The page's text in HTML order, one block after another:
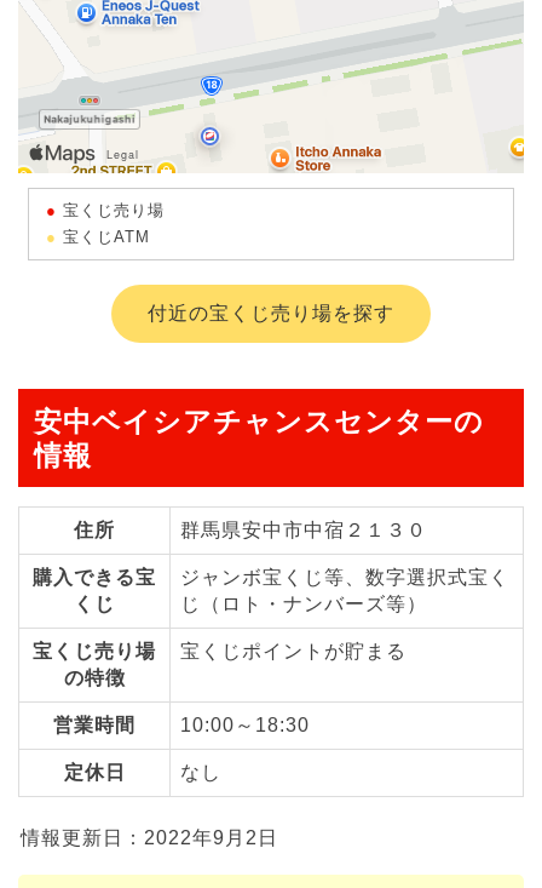
宝くじ売り場
宝くじATM
付近の宝くじ売り場を探す
安中ベイシアチャンスセンターの
情報
住所 群馬県安中市中宿２１３０
購入できる宝
くじ
ジャンボ宝くじ等、数字選択式宝く
じ（ロト・ナンバーズ等）
宝くじ売り場
の特徴
宝くじポイントが貯まる
営業時間 10:00～18:30
定休日 なし
情報更新日：2022年9月2日